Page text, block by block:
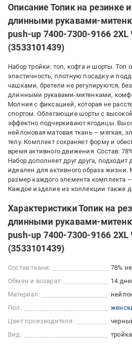
Описание Топик на резинке
длинными рукавами-
push-up 7400-7300-9166
(3533101439)
Набор тройки: топ, кофта и шорты. Топ
эластичность, плотную посадку и
чашками, бретели не регулируются,
длинными рукавами-митенками,
Молния с фиксацией, которая не
спортом. Облегающие шорты с
эффектно подчеркивают ягодицы.
нейлоновая матовая ткань – мягкая,
телу. Комплект сохраняет форму и
время активного движения. Состав:
Набор дополняет друг друга,
идеален для активного образа
размер каждого элемента комплекта
Каждое изделие из коллекции также
Характеристики Топик на
длинными рукавами-
push-up 7400-7300-9166
(3533101439)
Состав ткани:
78%
Обмен и возврат:
14
Материал:
Пол:
Цвет производителя:
Вид:
тройка